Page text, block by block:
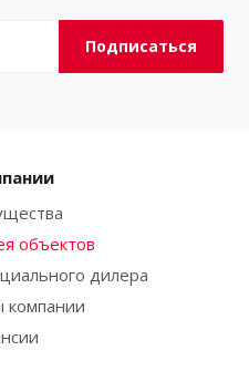
объектов
дилера
компании